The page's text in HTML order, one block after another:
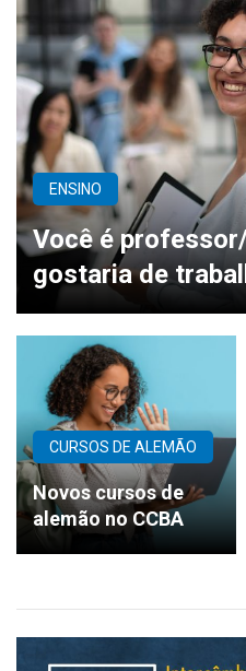
ENSINO
Você é
gostaria de
CURSOS DE ALEMÃO
Novos cursos de
alemão no CCBA